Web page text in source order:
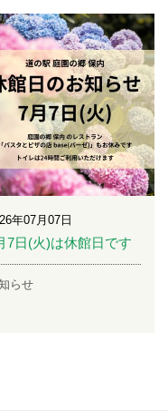
年07月07日
7日(火)は休館日です
らせ